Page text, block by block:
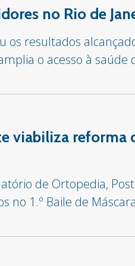
no Rio de
os resultados
o acesso à saúde
viabiliza reforma
de Ortopedia,
no 1.º Baile de